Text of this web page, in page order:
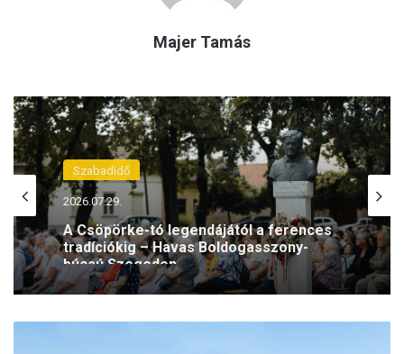
Majer Tamás
Szabadidő
2026.07.29.
A Csöpörke-tó legendájától a ferences
tradíciókig – Havas Boldogasszony-
búcsú Szegeden